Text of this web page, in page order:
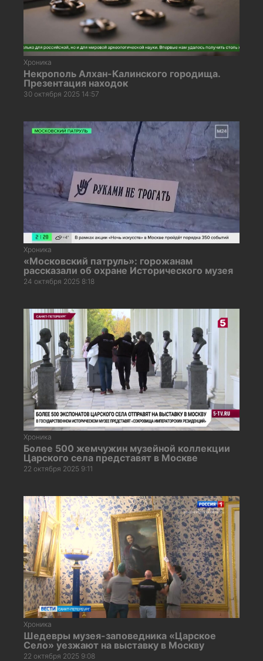
Хроника
Некрополь Алхан-Калинского городища.
Презентация находок
30 октября 2025 14:57
Хроника
«Московский патруль»: горожанам
рассказали об охране Исторического музея
24 октября 2025 8:18
Хроника
Более 500 жемчужин музейной коллекции
Царского села представят в Москве
22 октября 2025 9:11
Хроника
Шедевры музея-заповедника «Царское
Cело» уезжают на выставку в Москву
22 октября 2025 9:08